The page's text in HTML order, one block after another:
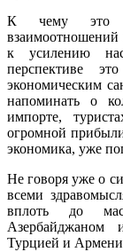
К чему это
взаимоотношений
к усилению
перспективе
экономическим
напоминать о
импорте,
огромной
экономика, уже
Не говоря уже о
всеми
вплоть до
Турцией и